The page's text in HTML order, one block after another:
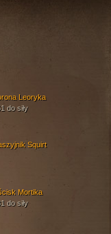
Leoryka
do siły
Mortika
do siły
Squirt